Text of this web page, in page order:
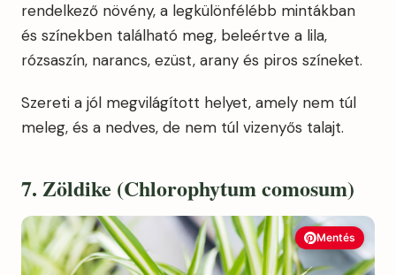
rendelkező növény, a legkülönfélébb mintákban
és színekben található meg, beleértve a lila,
rózsaszín, narancs, ezüst, arany és piros színeket.
Szereti a jól megvilágított helyet, amely nem túl
meleg, és a nedves, de nem túl vizenyős talajt.
7. Zöldike (Chlorophytum comosum)
Mentés